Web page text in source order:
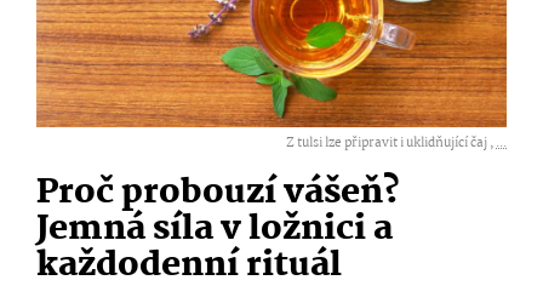
Z tulsi lze připravit i uklidňující čaj ,...
Proč probouzí vášeň?
Jemná síla v ložnici a
každodenní rituál